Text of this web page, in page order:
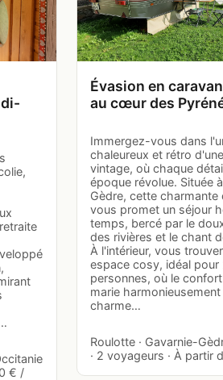
€ /
Évasion en
au cœur des
Immergez-vous dans
chaleureux et rétro
vintage, où chaque
époque révolue. Située
Gèdre, cette charmante
vous promet un séjour
temps, bercé par le
des rivières et le chant
À l'intérieur, vous
espace cosy, idéal pour
personnes, où le
marie
charme…
Roulotte · Gavarnie-
· 2 voyageurs · À partir